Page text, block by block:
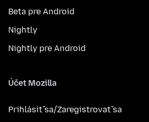
Beta pre Android
Nightly
Nightly pre Android
Účet Mozilla
Prihlásiť sa/Zaregistrovať sa